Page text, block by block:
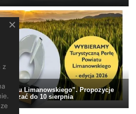
Powiatu Limanowskiego”. Propozycje
zgłaszać do 10 sierpnia
z